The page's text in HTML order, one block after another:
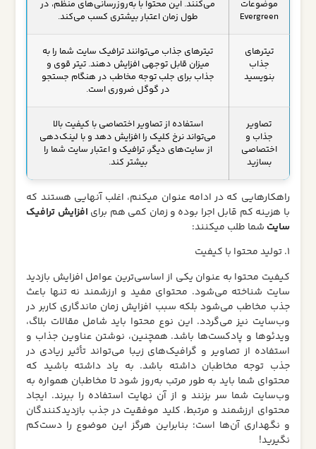
موضوعات
Evergreen
می‌کنند. این محتوا با به‌روزرسانی‌های منظم، در
طول زمان اعتبار بیشتری کسب می‌کند.
تیترهای
جذاب
بنویسید
تیترهای جذاب می‌توانند ترافیک سایت شما را به
میزان قابل توجهی افزایش دهند. تیتر قوی و
جذاب برای جلب توجه مخاطب در هنگام جستجو
در گوگل ضروری است.
تصاویر
جذاب و
اختصاصی
بسازید
استفاده از تصاویر اختصاصی با کیفیت بالا
می‌تواند نرخ کلیک را افزایش دهد و با لینک‌دهی
از سایت‌های دیگر، ترافیک و اعتبار سایت شما را
بیشتر کند.
راهکارهایی که در ادامه عنوان میکنم، اغلب آنهایی هستند که
با هزینه کم قابل اجرا بوده و زمان کمی هم برای افزایش ترافیک
سایت شما طلب میکنند:
1. تولید محتوا با کیفیت
کیفیت محتوا به عنوان یکی از اساسی‌ترین عوامل افزایش بازدید
سایت شناخته می‌شود. محتوای مفید و ارزشمند نه تنها باعث
جذب مخاطب می‌شود بلکه سبب افزایش زمان ماندگاری کاربر در
وب‌سایت نیز می‌گردد. این نوع محتوا باید شامل مقالات بلاگ،
ویدئوها و پادکست‌ها باشد. همچنین، نوشتن عناوین جذاب و
استفاده از تصاویر و گرافیک‌های زیبا می‌تواند تأثیر زیادی در
جذب توجه مخاطبان داشته باشد. به یاد داشته باشید که
محتوای شما باید به طور مرتب به‌روز شود تا مخاطبان همواره به
وب‌سایت شما سر بزنند و از آن نهایت استفاده را ببرند. ایجاد
محتوای ارزشمند و مرتبط، کلید موفقیت در جذب بازدیدکنندگان
و نگهداری آن‌ها است؛ بنابراین هرگز این موضوع را دست‌کم
نگیرید!